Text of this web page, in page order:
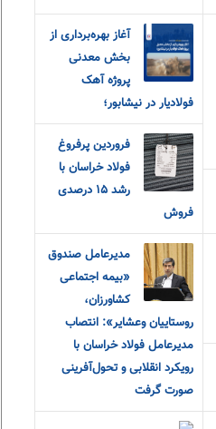
آغاز بهره‌برداری از
بخش معدنی
پروژه آهک
فولادیار در نیشابور؛
فروردین پرفروغ
فولاد خراسان با
رشد ۱۵ درصدی
فروش
مدیرعامل صندوق
«بیمه اجتماعی
کشاورزان،
روستاییان و‌عشایر»: انتصاب
مدیرعامل فولاد خراسان با
رویکرد انقلابی و تحول‌آفرینی
صورت گرفت